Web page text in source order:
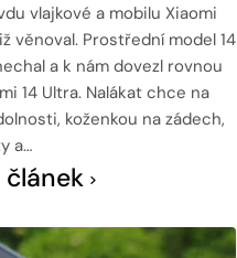
vlajkové a mobilu Xiaomi
věnoval. Prostřední model 14
a k nám dovezl rovnou
14 Ultra. Nalákat chce na
koženkou na zádech,
a…
článek